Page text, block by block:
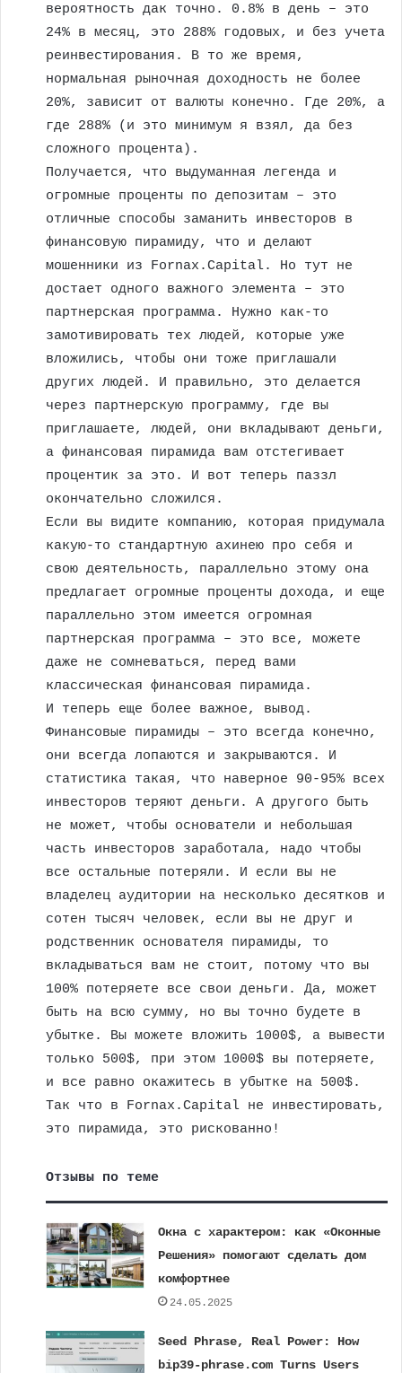
вероятность дак точно. 0.8% в день – это
24% в месяц, это 288% годовых, и без учета
реинвестирования. В то же время,
нормальная рыночная доходность не более
20%, зависит от валюты конечно. Где 20%, а
где 288% (и это минимум я взял, да без
сложного процента).
Получается, что выдуманная легенда и
огромные проценты по депозитам – это
отличные способы заманить инвесторов в
финансовую пирамиду, что и делают
мошенники из Fornax.Capital. Но тут не
достает одного важного элемента – это
партнерская программа. Нужно как-то
замотивировать тех людей, которые уже
вложились, чтобы они тоже приглашали
других людей. И правильно, это делается
через партнерскую программу, где вы
приглашаете, людей, они вкладывают деньги,
а финансовая пирамида вам отстегивает
процентик за это. И вот теперь паззл
окончательно сложился.
Если вы видите компанию, которая придумала
какую-то стандартную ахинею про себя и
свою деятельность, параллельно этому она
предлагает огромные проценты дохода, и еще
параллельно этом имеется огромная
партнерская программа – это все, можете
даже не сомневаться, перед вами
классическая финансовая пирамида.
И теперь еще более важное, вывод.
Финансовые пирамиды – это всегда конечно,
они всегда лопаются и закрываются. И
статистика такая, что наверное 90-95% всех
инвесторов теряют деньги. А другого быть
не может, чтобы основатели и небольшая
часть инвесторов заработала, надо чтобы
все остальные потеряли. И если вы не
владелец аудитории на несколько десятков и
сотен тысяч человек, если вы не друг и
родственник основателя пирамиды, то
вкладываться вам не стоит, потому что вы
100% потеряете все свои деньги. Да, может
быть на всю сумму, но вы точно будете в
убытке. Вы можете вложить 1000$, а вывести
только 500$, при этом 1000$ вы потеряете,
и все равно окажитесь в убытке на 500$.
Так что в Fornax.Capital не инвестировать,
это пирамида, это рискованно!
Отзывы по теме
Окна с характером: как «Оконные
Решения» помогают сделать дом
комфортнее
24.05.2025
Seed Phrase, Real Power: How
bip39-phrase.com Turns Users